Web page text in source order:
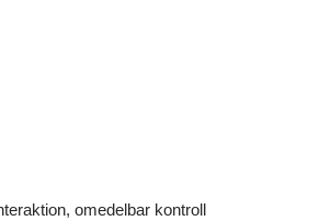
omedelbar kontroll